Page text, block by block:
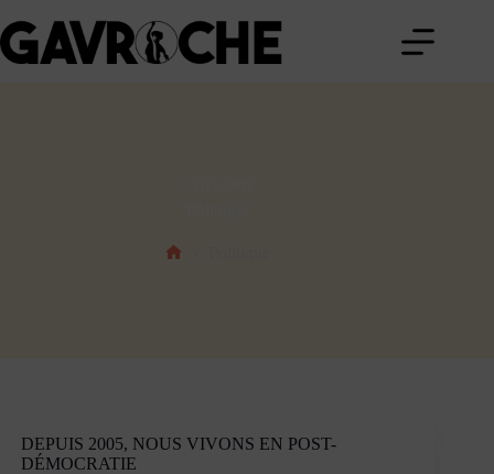
au
contenu
DEPUIS 2005, NOUS VIVONS EN POST-
DÉMOCRATIE